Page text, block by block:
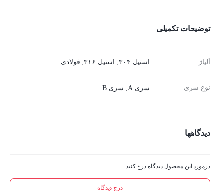
توضیحات تکمیلی
آلیاژ استیل ۳۰۴, استیل ۳۱۶, فولادی
نوع سری سری A, سری B
دیدگاهها
درمورد این محصول دیدگاه درج کنید.
درج دیدگاه